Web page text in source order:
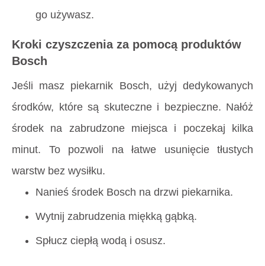
go używasz.
Kroki czyszczenia za pomocą produktów
Bosch
Jeśli masz piekarnik Bosch, użyj dedykowanych
środków, które są skuteczne i bezpieczne. Nałóż
środek na zabrudzone miejsca i poczekaj kilka
minut. To pozwoli na łatwe usunięcie tłustych
warstw bez wysiłku.
Nanieś środek Bosch na drzwi piekarnika.
Wytnij zabrudzenia miękką gąbką.
Spłucz ciepłą wodą i osusz.